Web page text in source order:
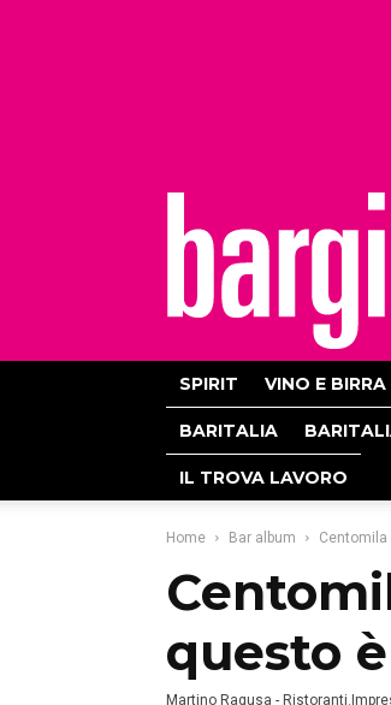
SPIRIT VINO E BIRRA
BARITALIA
IL TROVA LAVORO
Home Bar album
questo
Martino Ragusa -